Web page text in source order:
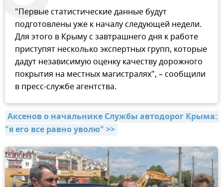
"Первые статистические данные будут
подготовлены уже к началу следующей недели.
Для этого в Крыму с завтрашнего дня к работе
приступят несколько экспертных групп, которые
дадут независимую оценку качеству дорожного
покрытия на местных магистралях", – сообщили
в пресс-службе агентства.
Аксенов о начальнике Службы автодорог Крыма:
"я его все равно уволю" >>